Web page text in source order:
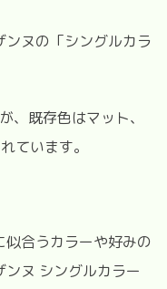
ヌの「シングルカラ
既存色はマット、
ています。
合うカラーや好みの
ヌ シングルカラー